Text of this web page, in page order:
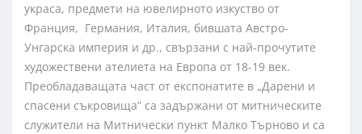
украса, предмети на ювелирното изкуство от
Франция, Германия, Италия, бившата Австро-
Унгарска империя и др., свързани с най-прочутите
художествени ателиета на Европа от 18-19 век.
Преобладаващата част от експонатите в „Дарени и
спасени съкровища” са задържани от митническите
служители на Митнически пункт Малко Търново и са